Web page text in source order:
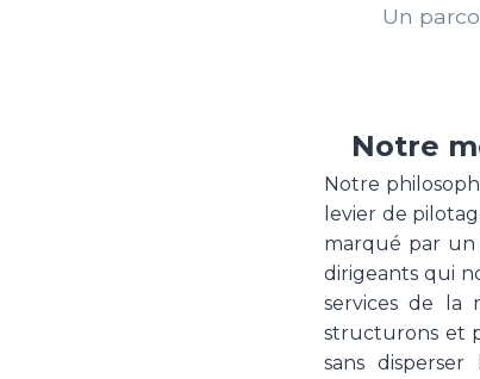
Un
Notre
Notre
levier de
marqué par un
dirigeants qui
services de la
structurons et
sans